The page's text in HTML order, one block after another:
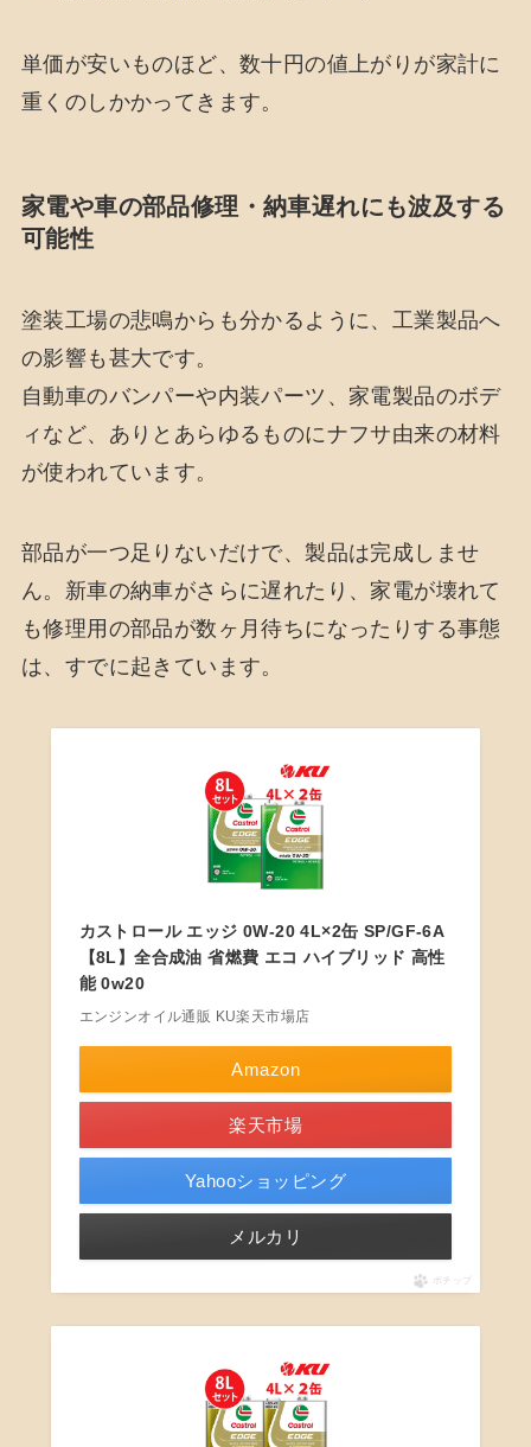
単価が安いものほど、数十円の値上がりが家計に
重くのしかかってきます。
家電や車の部品修理・納車遅れにも波及する
可能性
塗装工場の悲鳴からも分かるように、工業製品へ
の影響も甚大です。
自動車のバンパーや内装パーツ、家電製品のボデ
ィなど、ありとあらゆるものにナフサ由来の材料
が使われています。
部品が一つ足りないだけで、製品は完成しませ
ん。新車の納車がさらに遅れたり、家電が壊れて
も修理用の部品が数ヶ月待ちになったりする事態
は、すでに起きています。
カストロール エッジ 0W-20 4L×2缶 SP/GF-6A
【8L】全合成油 省燃費 エコ ハイブリッド 高性
能 0w20
エンジンオイル通販 KU楽天市場店
Amazon
楽天市場
Yahooショッピング
メルカリ
ポチップ